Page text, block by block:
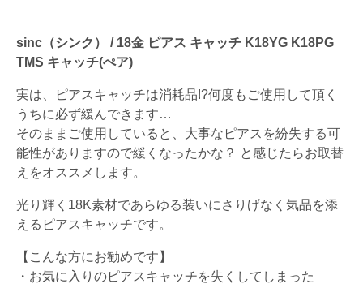
sinc（シンク） / 18金 ピアス キャッチ K18YG K18PG
TMS キャッチ(ぺア)
実は、ピアスキャッチは消耗品!?何度もご使用して頂く
うちに必ず緩んできます…
そのままご使用していると、大事なピアスを紛失する可
能性がありますので緩くなったかな？ と感じたらお取替
えをオススメします。
光り輝く18K素材であらゆる装いにさりげなく気品を添
えるピアスキャッチです。
【こんな方にお勧めです】
・お気に入りのピアスキャッチを失くしてしまった